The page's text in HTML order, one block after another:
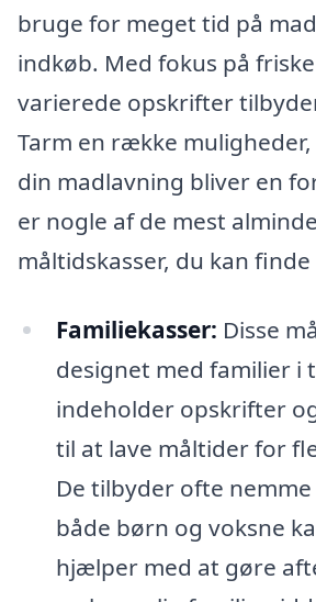
bruge for meget tid på
indkøb. Med fokus på
varierede opskrifter
Tarm en række
din madlavning bliver en
er nogle af de mest
måltidskasser, du kan
Familiekasser: Disse
designet med familier i
indeholder opskrifter
til at lave måltider for
De tilbyder ofte
både børn og voksne
hjælper med at gøre